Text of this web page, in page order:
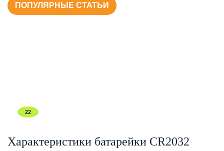
ПОПУЛЯРНЫЕ СТАТЬИ
22
Характеристики батарейки CR2032